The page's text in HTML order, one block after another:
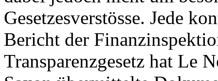
Gesetzesverstösse. Jede
Bericht der
Transparenzgesetz hat Le